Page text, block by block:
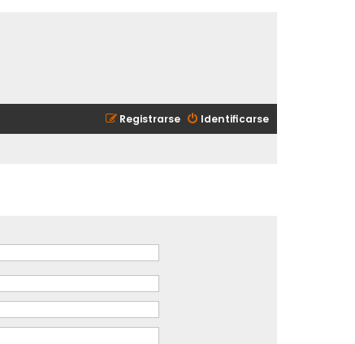
Identificarse
Registrarse